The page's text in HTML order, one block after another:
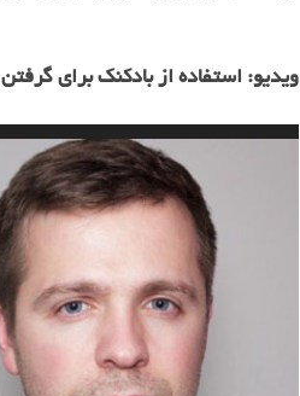
ویدیو: استفاده از بادکنک برای